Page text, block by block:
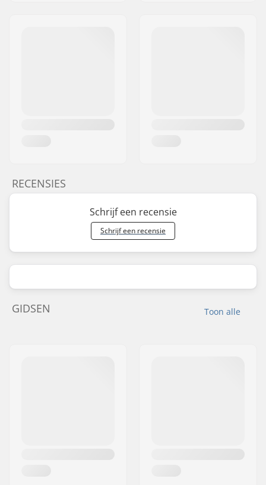
RECENSIES
Schrijf een recensie
Schrijf een recensie
Toon alle
GIDSEN